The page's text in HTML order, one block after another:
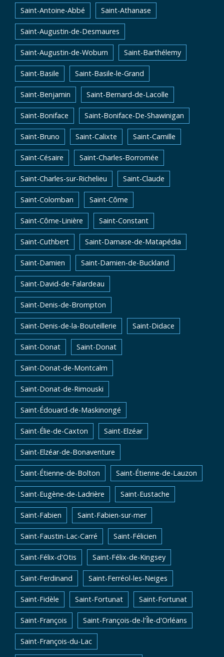
Saint-Antoine-Abbé Saint-Athanase
Saint-Augustin-de-Desmaures
Saint-Augustin-de-Woburn Saint-Barthélemy
Saint-Basile Saint-Basile-le-Grand
Saint-Benjamin Saint-Bernard-de-Lacolle
Saint-Boniface Saint-Boniface-De-Shawinigan
Saint-Bruno Saint-Calixte Saint-Camille
Saint-Césaire Saint-Charles-Borromée
Saint-Charles-sur-Richelieu Saint-Claude
Saint-Colomban Saint-Côme
Saint-Côme-Linière Saint-Constant
Saint-Cuthbert Saint-Damase-de-Matapédia
Saint-Damien Saint-Damien-de-Buckland
Saint-David-de-Falardeau
Saint-Denis-de-Brompton
Saint-Denis-de-la-Bouteillerie Saint-Didace
Saint-Donat Saint-Donat
Saint-Donat-de-Montcalm
Saint-Donat-de-Rimouski
Saint-Édouard-de-Maskinongé
Saint-Élie-de-Caxton Saint-Elzéar
Saint-Elzéar-de-Bonaventure
Saint-Étienne-de-Bolton Saint-Étienne-de-Lauzon
Saint-Eugène-de-Ladrière Saint-Eustache
Saint-Fabien Saint-Fabien-sur-mer
Saint-Faustin-Lac-Carré Saint-Félicien
Saint-Félix-d'Otis Saint-Félix-de-Kingsey
Saint-Ferdinand Saint-Ferréol-les-Neiges
Saint-Fidèle Saint-Fortunat Saint-Fortunat
Saint-François Saint-François-de-l'Île-d'Orléans
Saint-François-du-Lac